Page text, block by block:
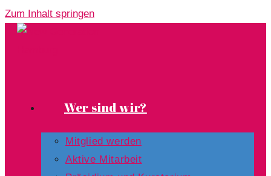
Zum Inhalt springen
Wer sind wir?
Mitglied werden
Aktive Mitarbeit